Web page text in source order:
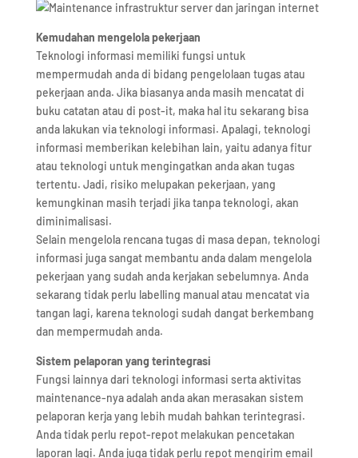
Kemudahan mengelola pekerjaan
Teknologi informasi memiliki fungsi untuk
mempermudah anda di bidang pengelolaan tugas atau
pekerjaan anda. Jika biasanya anda masih mencatat di
buku catatan atau di post-it, maka hal itu sekarang bisa
anda lakukan via teknologi informasi. Apalagi, teknologi
informasi memberikan kelebihan lain, yaitu adanya fitur
atau teknologi untuk mengingatkan anda akan tugas
tertentu. Jadi, risiko melupakan pekerjaan, yang
kemungkinan masih terjadi jika tanpa teknologi, akan
diminimalisasi.
Selain mengelola rencana tugas di masa depan, teknologi
informasi juga sangat membantu anda dalam mengelola
pekerjaan yang sudah anda kerjakan sebelumnya. Anda
sekarang tidak perlu labelling manual atau mencatat via
tangan lagi, karena teknologi sudah dangat berkembang
dan mempermudah anda.
Sistem pelaporan yang terintegrasi
Fungsi lainnya dari teknologi informasi serta aktivitas
maintenance-nya adalah anda akan merasakan sistem
pelaporan kerja yang lebih mudah bahkan terintegrasi.
Anda tidak perlu repot-repot melakukan pencetakan
laporan lagi. Anda juga tidak perlu repot mengirim email